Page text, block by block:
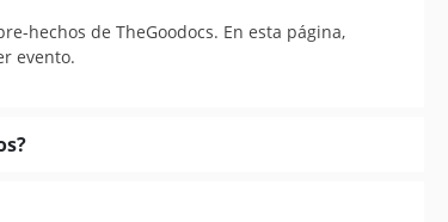
hechos de TheGoodocs. En esta página,
evento.